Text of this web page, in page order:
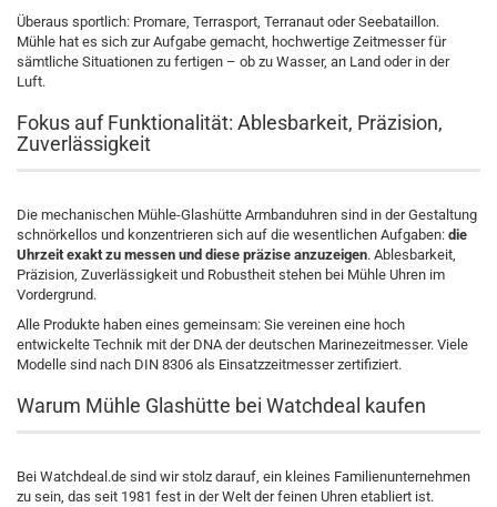
Überaus sportlich: Promare, Terrasport, Terranaut oder Seebataillon.
Mühle hat es sich zur Aufgabe gemacht, hochwertige Zeitmesser für
sämtliche Situationen zu fertigen – ob zu Wasser, an Land oder in der
Luft.
Fokus auf Funktionalität: Ablesbarkeit, Präzision,
Zuverlässigkeit
Die mechanischen Mühle-Glashütte Armbanduhren sind in der Gestaltung
schnörkellos und konzentrieren sich auf die wesentlichen Aufgaben: die
Uhrzeit exakt zu messen und diese präzise anzuzeigen. Ablesbarkeit,
Präzision, Zuverlässigkeit und Robustheit stehen bei Mühle Uhren im
Vordergrund.
Alle Produkte haben eines gemeinsam: Sie vereinen eine hoch
entwickelte Technik mit der DNA der deutschen Marinezeitmesser. Viele
Modelle sind nach DIN 8306 als Einsatzzeitmesser zertifiziert.
Warum Mühle Glashütte bei Watchdeal kaufen
Bei Watchdeal.de sind wir stolz darauf, ein kleines Familienunternehmen
zu sein, das seit 1981 fest in der Welt der feinen Uhren etabliert ist.